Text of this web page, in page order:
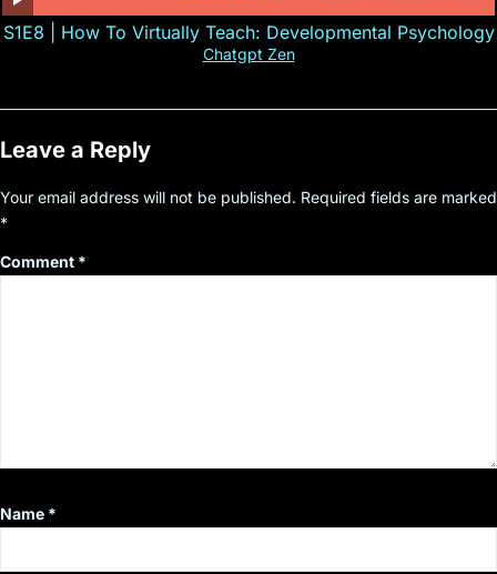
S1E8 | How To Virtually Teach: Developmental Psychology
Chatgpt Zen
Leave a Reply
Your email address will not be published. Required fields are marked
*
Comment *
Name *